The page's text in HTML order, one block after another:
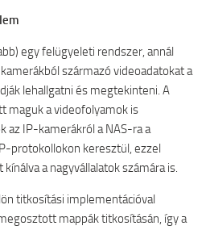
egy felügyeleti rendszer, annál
származó videoadatokat a
lehallgatni és megtekinteni. A
maguk a videofolyamok is
az IP-kamerákról a NAS-ra a
protokollokon keresztül, ezzel
a nagyvállalatok számára is.
titkosítási implementációval
mappák titkosításán, így a